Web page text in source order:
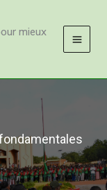
mieux